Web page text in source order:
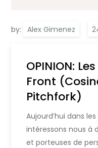
by: Alex Gimenez
OPINION:
Front
Pitchfork)
Aujourd’hui dans les
intéressons nous à
et porteuses de